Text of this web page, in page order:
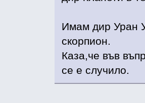
Имам дир Уран
скорпион.
Каза,че във
се е случило.